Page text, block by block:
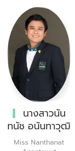
นางสาวนัน
ทนัช อนันทาวุฒิ
Miss Nanthanat